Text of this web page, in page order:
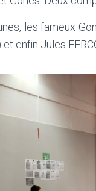
les fameux
enfin Jules